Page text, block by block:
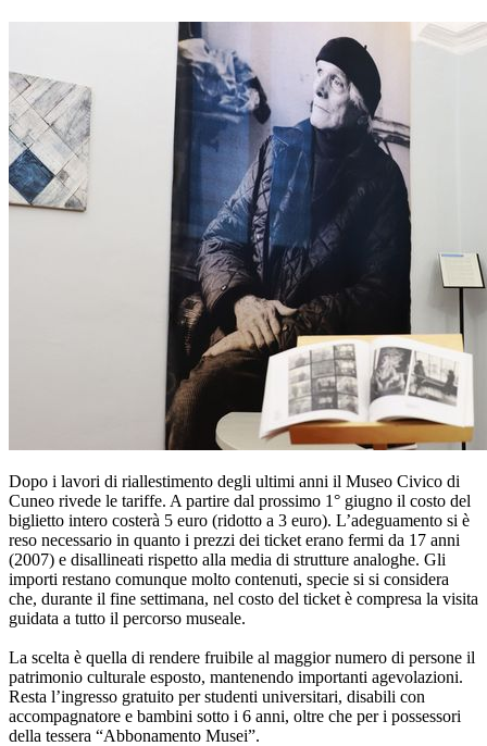
Dopo i lavori di riallestimento degli ultimi anni il Museo Civico di
Cuneo rivede le tariffe. A partire dal prossimo 1° giugno il costo del
biglietto intero costerà 5 euro (ridotto a 3 euro). L’adeguamento si è
reso necessario in quanto i prezzi dei ticket erano fermi da 17 anni
(2007) e disallineati rispetto alla media di strutture analoghe. Gli
importi restano comunque molto contenuti, specie si si considera
che, durante il fine settimana, nel costo del ticket è compresa la visita
guidata a tutto il percorso museale.
La scelta è quella di rendere fruibile al maggior numero di persone il
patrimonio culturale esposto, mantenendo importanti agevolazioni.
Resta l’ingresso gratuito per studenti universitari, disabili con
accompagnatore e bambini sotto i 6 anni, oltre che per i possessori
della tessera “Abbonamento Musei”.